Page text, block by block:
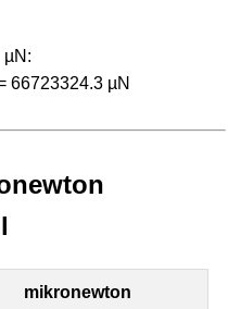
µN:
66723324.3 µN
mikronewton